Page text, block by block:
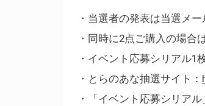
・当選者の発表は当選メ
・同時に2点ご購入の場合
・イベント応募シリアル1
・とらのあな抽選サイト：
・「イベント応募シリア